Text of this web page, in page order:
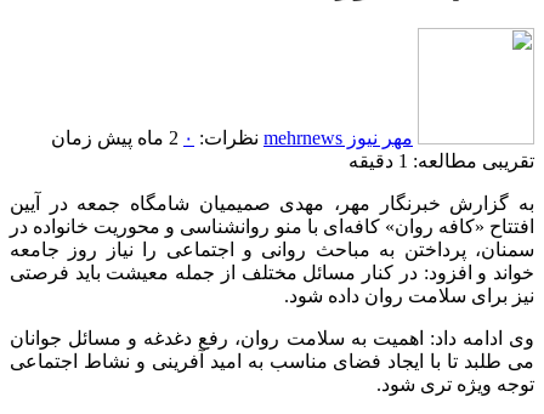
مهر نیوز mehrnews نظرات: ۰ 2 ماه پیش
زمان
تقریبی مطالعه: 1 دقیقه
به گزارش خبرنگار مهر، مهدی صمیمیان شامگاه جمعه در آیین
افتتاح «کافه روان» کافه‌ای با منو روانشناسی و محوریت خانواده در
سمنان، پرداختن به مباحث روانی و اجتماعی را نیاز روز جامعه
خواند و افزود: در کنار مسائل مختلف از جمله معیشت باید فرصتی
نیز برای سلامت روان داده شود.
وی ادامه داد: اهمیت به سلامت روان، رفع دغدغه و مسائل جوانان
می طلبد تا با ایجاد فضای مناسب به امید آفرینی و نشاط اجتماعی
توجه ویژه تری شود.